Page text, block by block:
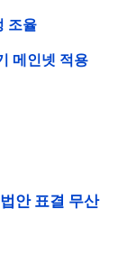
조율
메인넷 적용
안 표결 무산